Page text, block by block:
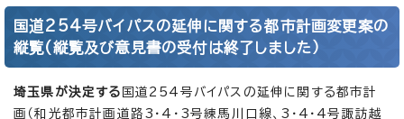
国道254号バイパスの延伸に関する都市計画変更案の
縦覧(縦覧及び意見書の受付は終了しました）
埼玉県が決定する 国道254号バイパスの延伸に関する都市計
画（和光都市計画道路3・4・3号練馬川口線、3・4・4号諏訪越